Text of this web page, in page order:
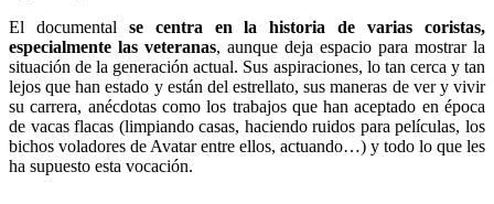
El documental se centra en la historia de varias coristas,
especialmente las veteranas, aunque deja espacio para mostrar la
situación de la generación actual. Sus aspiraciones, lo tan cerca y tan
lejos que han estado y están del estrellato, sus maneras de ver y vivir
su carrera, anécdotas como los trabajos que han aceptado en época
de vacas flacas (limpiando casas, haciendo ruidos para películas, los
bichos voladores de Avatar entre ellos, actuando…) y todo lo que les
ha supuesto esta vocación.